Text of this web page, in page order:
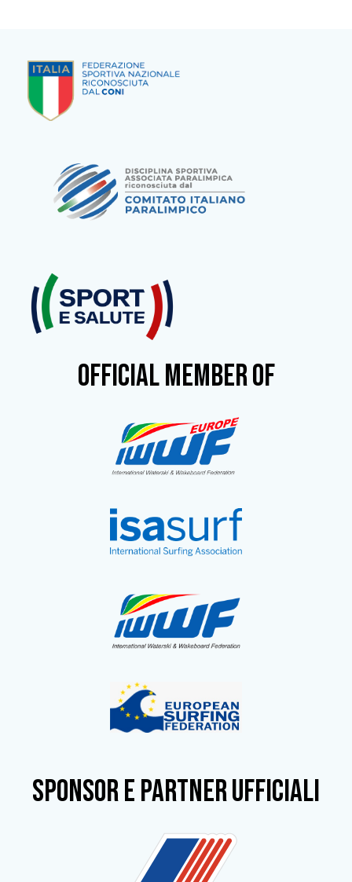
OFFICIAL MEMBER OF
SPONSOR e partner ufficiali